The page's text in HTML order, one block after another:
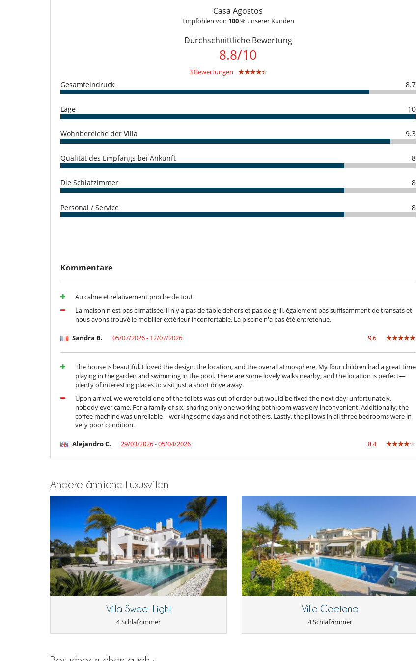
Kaffeemaschine
Mikrowelle
Waschmaschine
Privater Außen-Swimmingpool
des Gesamtbetrages sind an Villanovo zu bezahlen
Casa Agostos
Empfohlen von 100% unserer Kunden
Durchschnittliche Bewertung
8.8/10
3 Bewertungen
Gesamteindruck 8.7
Lage 10
Wohnbereiche der Villa 9.3
Qualität des Empfangs bei Ankunft 8
Die Schlafzimmer 8
Personal / Service 8
Kommentare
Au calme et relativement proche de tout.
La maison n'est pas climatisée, il n'y a pas de table dehors et pas de grill, également pas suffisamment de transats et
nous avons trouvé le mobilier extérieur inconfortable. La piscine n'a pas été entretenue.
Sandra B. 05/07/2026 - 12/07/2026 9.6
The house is beautiful. I loved the design, the location, and the overall atmosphere. My four children had a great time
playing in the garden and swimming in the pool. There are some lovely walks nearby, and the location is perfect—
plenty of interesting places to visit just a short drive away.
Upon arrival, we were told one of the toilets was out of order but would be fixed the next day; unfortunately,
nobody ever came. For a family of six, sharing only one working bathroom was very inconvenient. Additionally, the
coffee machine was unreliable—working some days and not others. Lastly, the pillows in all three bedrooms were in
very poor condition.
Alejandro C. 29/03/2026 - 05/04/2026 8.4
Andere ähnliche Luxusvillen
Villa Sweet Light
4 Schlafzimmer
Villa Caetano
4 Schlafzimmer